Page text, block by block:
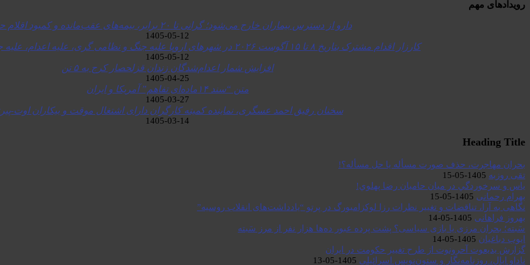
رویدادهای مهم
دارو از دسترس بیماران خارج می‌شود؛ گرانی تا ۲۰ برابر، بیمه‌های عقب‌مانده و کمبود اقلام حیاتی
1405-05-12
کارزار اقدام مشترک بتاریخ ۸ تا ۱۵ آگوست ۲۰۲۶ در شهرهای اروپا علیه جنگ و نظامی گری، علیه اعدام، علیه جمهوری اسلامی ایران!
1405-05-12
افزایش شمار اعدام‌شدگان زندان قزلحصار کرج به ۵ تن
1405-04-25
متن “سند ۱۴ماده‌ای تفاهم‌” آمریکا و ایران
1405-03-27
سخنان رفیق احمد عسگری، نماینده کمیته کارگران دارای اشتغال موقت و بیکاران اوت-
1405-03-14
Heading Title
بحران مهاجرت‌، حذف صورت مسأله یا حل مسأله؟!
تقی روزبه 1405-05-15
ياس و سرخوردگي در ميان حاميان رضا پهلوي!
بهرام رحمانی 1405-05-15
نگاهی به آرا، تناقضات و تغییر نظرات رزا لوکزامبورگ در پرتو “یادداشت‌های انقلاب روسیه”
بهروز فراهانی 1405-05-14
سَبته؛ بحران مرزی یا بازی سیاسی؟ پشت پرده عبور ده‌ها هزار نفر از مرز سَبته
ایوب دباغیان 1405-05-14
گزارش یدیعوت آحرونوت از طرح تغییر حکومت در ایران
ناداو ایال، روزنامه‌نگار و ستون‌نویس اسرائیلی 1405-05-13